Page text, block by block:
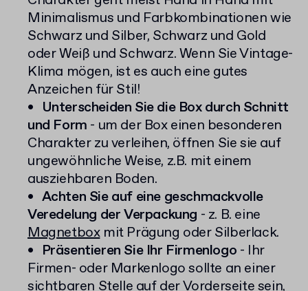
Minimalismus und Farbkombinationen wie
Schwarz und Silber, Schwarz und Gold
oder Weiß und Schwarz. Wenn Sie Vintage-
Klima mögen, ist es auch eine gutes
Anzeichen für Stil!
Unterscheiden Sie die Box durch Schnitt
und Form - um der Box einen besonderen
Charakter zu verleihen, öffnen Sie sie auf
ungewöhnliche Weise, z.B. mit einem
ausziehbaren Boden.
Achten Sie auf eine geschmackvolle
Veredelung der Verpackung - z. B. eine
Magnetboxmit Prägung oder Silberlack.
Präsentieren Sie Ihr Firmenlogo - Ihr
Firmen- oder Markenlogo sollte an einer
sichtbaren Stelle auf der Vorderseite sein,